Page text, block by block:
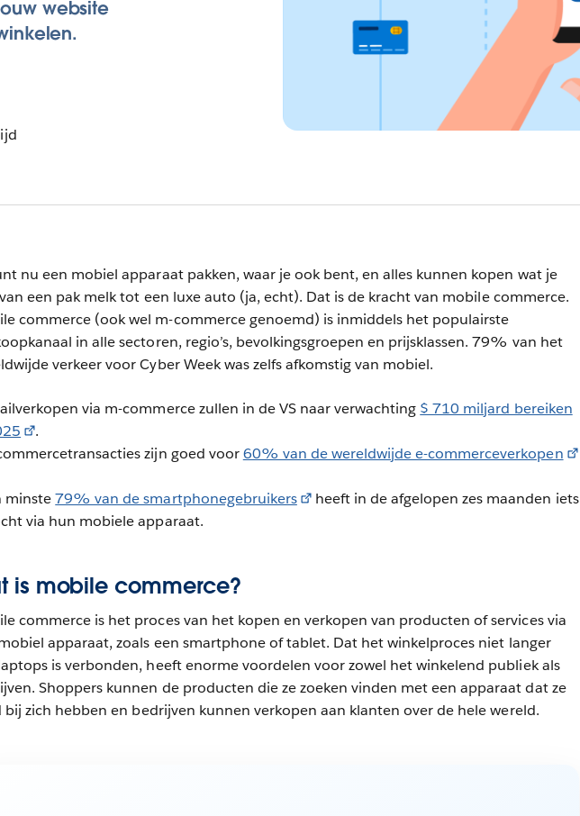
website
nu een mobiel apparaat pakken, waar je ook bent, en alles kunnen kopen wat je
een pak melk tot een luxe auto (ja, echt). Dat is de kracht van mobile commerce.
commerce (ook wel m-commerce genoemd) is inmiddels het populairste
in alle sectoren, regio’s, bevolkingsgroepen en prijsklassen. 79% van het
verkeer voor Cyber Week was zelfs afkomstig van mobiel.
via m-commerce zullen in de VS naar verwachting $ 710 miljard bereiken
.
zijn goed voor60% van de wereldwijde e-commerceverkopen
minste79% van de smartphonegebruikers
heeft in de afgelopen zes maanden iets
via hun mobiele apparaat.
is mobile commerce?
commerce is het proces van het kopen en verkopen van producten of services via
apparaat, zoals een smartphone of tablet. Dat het winkelproces niet langer
is verbonden, heeft enorme voordelen voor zowel het winkelend publiek als
Shoppers kunnen de producten die ze zoeken vinden met een apparaat dat ze
bij zich hebben en bedrijven kunnen verkopen aan klanten over de hele wereld.